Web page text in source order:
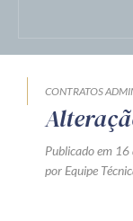
CONTRATOS
Publicado em
por Equipe